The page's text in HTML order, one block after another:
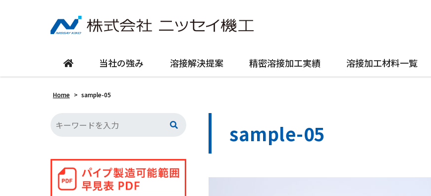
当社の強み 溶接解決提案 精密溶接加工実績 溶接加工材料一覧
Home > sample-05
sample-05